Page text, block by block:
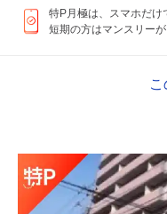
特P月極は、スマホだけ
短期の方はマンスリー